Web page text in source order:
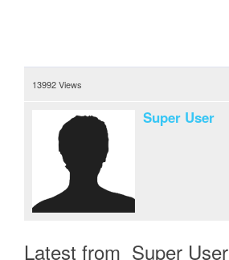
13992 Views
Super User
Latest from Super User